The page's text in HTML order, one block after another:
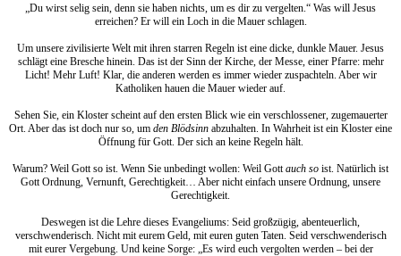
„Du wirst selig sein, denn sie haben nichts, um es dir zu vergelten.“ Was will Jesus
erreichen? Er will ein Loch in die Mauer schlagen.
Um unsere zivilisierte Welt mit ihren starren Regeln ist eine dicke, dunkle Mauer. Jesus
schlägt eine Bresche hinein. Das ist der Sinn der Kirche, der Messe, einer Pfarre: mehr
Licht! Mehr Luft! Klar, die anderen werden es immer wieder zuspachteln. Aber wir
Katholiken hauen die Mauer wieder auf.
Sehen Sie, ein Kloster scheint auf den ersten Blick wie ein verschlossener, zugemauerter
Ort. Aber das ist doch nur so, um den Blödsinn abzuhalten. In Wahrheit ist ein Kloster eine
Öffnung für Gott. Der sich an keine Regeln hält.
Warum? Weil Gott so ist. Wenn Sie unbedingt wollen: Weil Gott auch so ist. Natürlich ist
Gott Ordnung, Vernunft, Gerechtigkeit… Aber nicht einfach unsere Ordnung, unsere
Gerechtigkeit.
Deswegen ist die Lehre dieses Evangeliums: Seid großzügig, abenteuerlich,
verschwenderisch. Nicht mit eurem Geld, mit euren guten Taten. Seid verschwenderisch
mit eurer Vergebung. Und keine Sorge: „Es wird euch vergolten werden – bei der